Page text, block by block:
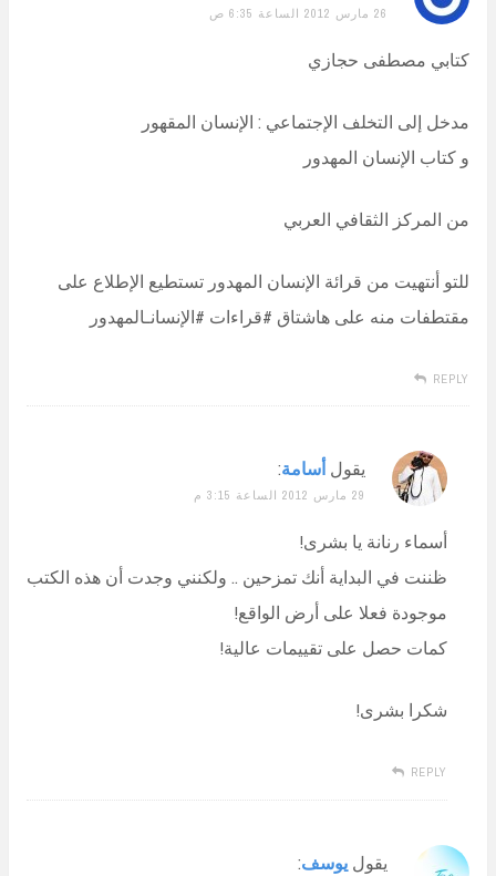
26 مارس 2012 الساعة 6:35 ص
كتابي مصطفى حجازي
مدخل إلى التخلف الإجتماعي : الإنسان المقهور
و كتاب الإنسان المهدور
من المركز الثقافي العربي
للتو أنتهيت من قرائة الإنسان المهدور تستطيع الإطلاع على
مقتطفات منه على هاشتاق #قراءات #الإنسانـالمهدور
REPLY
يقول أسامة:
29 مارس 2012 الساعة 3:15 م
أسماء رنانة يا بشرى!
ظننت في البداية أنك تمزحين .. ولكنني وجدت أن هذه الكتب
موجودة فعلا على أرض الواقع!
كمات حصل على تقييمات عالية!
شكرا بشرى!
REPLY
يقول يوسف: